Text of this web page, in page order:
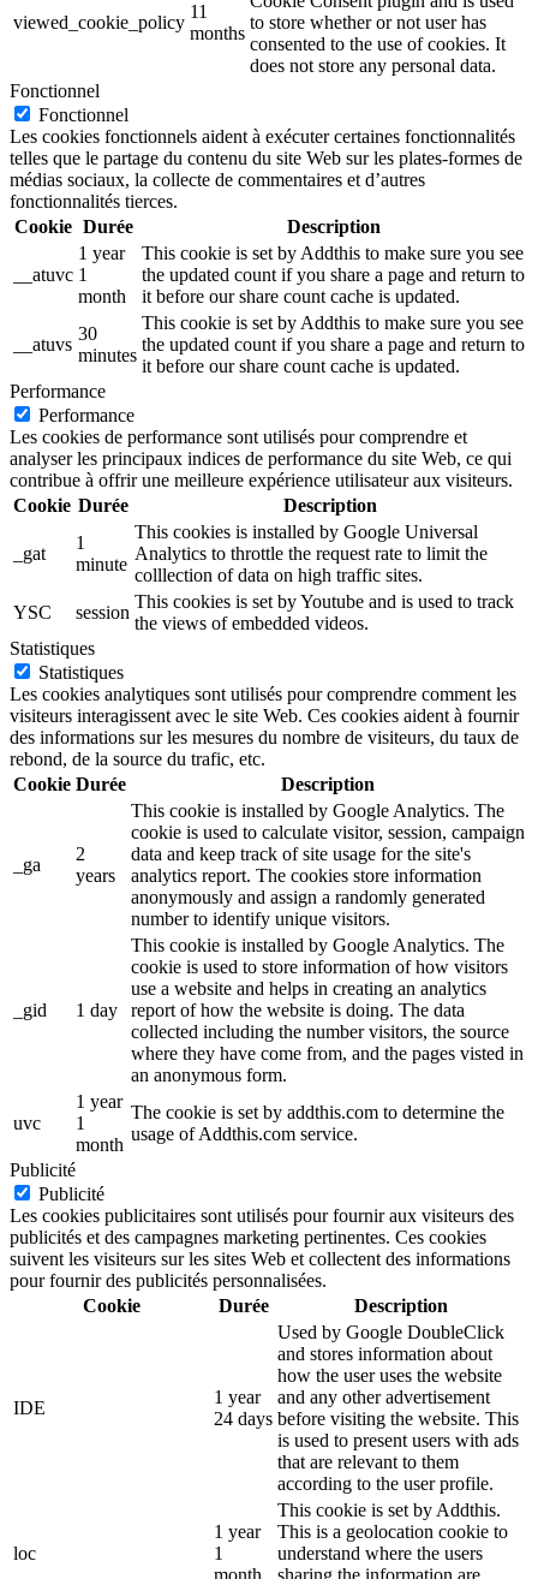
viewed_cookie_policy
11
months
to store whether or not user has
consented to the use of cookies. It
does not store any personal data.
Fonctionnel
Fonctionnel
Les cookies fonctionnels aident à exécuter certaines fonctionnalités
telles que le partage du contenu du site Web sur les plates-formes de
médias sociaux, la collecte de commentaires et d’autres
fonctionnalités tierces.
Cookie Durée Description
__atuvc
1 year
1
month
This cookie is set by Addthis to make sure you see
the updated count if you share a page and return to
it before our share count cache is updated.
__atuvs
30
minutes
This cookie is set by Addthis to make sure you see
the updated count if you share a page and return to
it before our share count cache is updated.
Performance
Performance
Les cookies de performance sont utilisés pour comprendre et
analyser les principaux indices de performance du site Web, ce qui
contribue à offrir une meilleure expérience utilisateur aux visiteurs.
Cookie Durée Description
_gat
1
minute
This cookies is installed by Google Universal
Analytics to throttle the request rate to limit the
colllection of data on high traffic sites.
YSC
session
This cookies is set by Youtube and is used to track
the views of embedded videos.
Statistiques
Statistiques
Les cookies analytiques sont utilisés pour comprendre comment les
visiteurs interagissent avec le site Web. Ces cookies aident à fournir
des informations sur les mesures du nombre de visiteurs, du taux de
rebond, de la source du trafic, etc.
Cookie Durée Description
_ga
2
years
This cookie is installed by Google Analytics. The
cookie is used to calculate visitor, session, campaign
data and keep track of site usage for the site's
analytics report. The cookies store information
anonymously and assign a randomly generated
number to identify unique visitors.
_gid 1 day
This cookie is installed by Google Analytics. The
cookie is used to store information of how visitors
use a website and helps in creating an analytics
report of how the website is doing. The data
collected including the number visitors, the source
where they have come from, and the pages visted in
an anonymous form.
uvc
1 year
1
month
The cookie is set by addthis.com to determine the
usage of Addthis.com service.
Publicité
Publicité
Les cookies publicitaires sont utilisés pour fournir aux visiteurs des
publicités et des campagnes marketing pertinentes. Ces cookies
suivent les visiteurs sur les sites Web et collectent des informations
pour fournir des publicités personnalisées.
Cookie
Durée Description
IDE
1 year
24 days
Used by Google DoubleClick
and stores information about
how the user uses the website
and any other advertisement
before visiting the website. This
is used to present users with ads
that are relevant to them
according to the user profile.
loc
1 year
1
This cookie is set by Addthis.
This is a geolocation cookie to
understand where the users